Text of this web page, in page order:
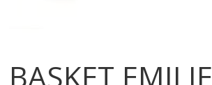
BASKET EMILIE